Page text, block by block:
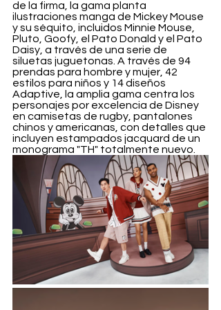
de la firma, la gama planta
ilustraciones manga de Mickey Mouse
y su séquito, incluidos Minnie Mouse,
Pluto, Goofy, el Pato Donald y el Pato
Daisy, a través de una serie de
siluetas juguetonas. A través de 94
prendas para hombre y mujer, 42
estilos para niños y 14 diseños
Adaptive, la amplia gama centra los
personajes por excelencia de Disney
en camisetas de rugby, pantalones
chinos y americanas, con detalles que
incluyen estampados jacquard de un
monograma "TH" totalmente nuevo.